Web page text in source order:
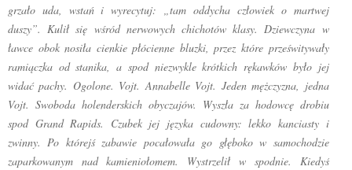
grzało uda, wstań i wyrecytuj: „tam oddycha człowiek o martwej
duszy”. Kulił się wśród nerwowych chichotów klasy. Dziewczyna w
ławce obok nosiła cienkie płócienne bluzki, przez które prześwitywały
ramiączka od stanika, a spod niezwykle krótkich rękawków było jej
widać pachy. Ogolone. Vojt. Annabelle Vojt. Jeden mężczyzna, jedna
Vojt. Swoboda holenderskich obyczajów. Wyszła za hodowcę drobiu
spod Grand Rapids. Czubek jej języka cudowny: lekko kanciasty i
zwinny. Po którejś zabawie pocałowała go głęboko w samochodzie
zaparkowanym nad kamieniołomem. Wystrzelił w spodnie. Kiedyś